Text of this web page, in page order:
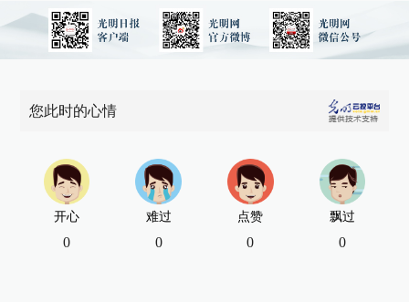
您此时的心情
开心
0
难过
0
点赞
0
飘过
0